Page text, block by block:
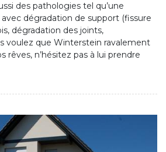
des pathologies tel qu’une
dégradation de support (fissure
dégradation des joints,
voulez que Winterstein ravalement
rêves, n’hésitez pas à lui prendre